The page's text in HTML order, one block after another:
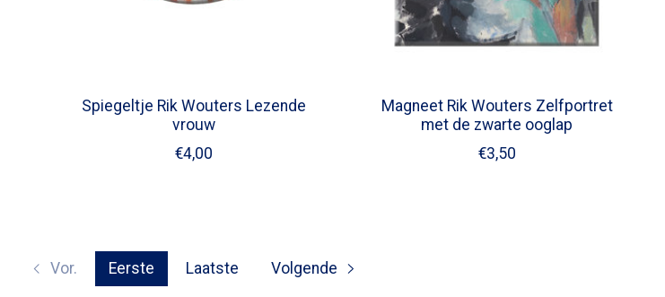
Spiegeltje Rik Wouters Lezende
vrouw
€4,00
Magneet Rik Wouters Zelfportret
met de zwarte ooglap
€3,50
Vor. Eerste Laatste Volgende